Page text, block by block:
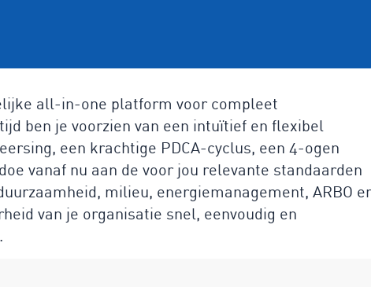
all-in-one platform voor compleet
ben je voorzien van een intuïtief en flexibel
een krachtige PDCA-cyclus, een 4-ogen
vanaf nu aan de voor jou relevante standaarden
milieu, energiemanagement, ARBO
van je organisatie snel, eenvoudig en